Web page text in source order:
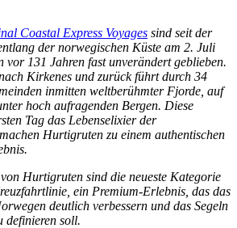
Coastal Express Voyages sind seit der
der norwegischen Küste am 2. Juli
vor 131 Jahren fast unverändert geblieben.
Kirkenes und zurück führt durch 34
inmitten weltberühmter Fjorde, auf
hoch aufragenden Bergen. Diese
Tag das Lebenselixier der
Hurtigruten zu einem authentischen
von Hurtigruten sind die neueste Kategorie
ein Premium-Erlebnis, das das
deutlich verbessern und das Segeln
definieren soll.